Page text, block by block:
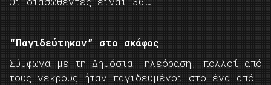
“Παγιδεύτηκαν” στο σκάφος
Σύμφωνα με τη Δημόσια Τηλεόραση, πολλοί από
τους νεκρούς ήταν παγιδευμένοι στο ένα από